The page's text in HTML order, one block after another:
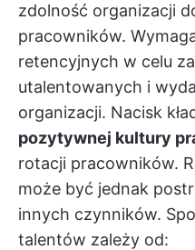
zdolność organizacji
pracowników.
retencyjnych w celu
utalentowanych i
organizacji. Nacisk
pozytywnej kultury
rotacji pracowników.
może być jednak
innych czynników.
talentów zależy od: